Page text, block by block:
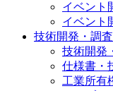
イベント
イベント
技術開発・調査
技術開発
仕様書・
工業所有